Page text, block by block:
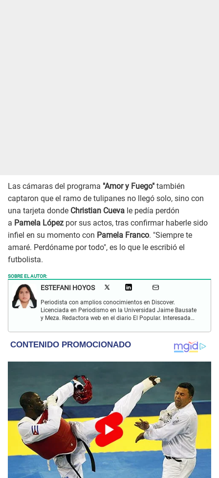
Las cámaras del programa "Amor y Fuego" también
captaron que el ramo de tulipanes no llegó solo, sino con
una tarjeta donde Christian Cueva le pedía perdón
a Pamela López por sus actos, tras confirmar haberle sido
infiel en su momento con Pamela Franco. "Siempre te
amaré. Perdóname por todo", es lo que le escribió el
futbolista.
SOBRE EL AUTOR:
ESTEFANI HOYOS
Periodista con amplios conocimientos en Discover.
Licenciada en Periodismo en la Universidad Jaime Bausate
y Meza. Redactora web en el diario El Popular. Interesada
internacional; tendencias, películas y series.